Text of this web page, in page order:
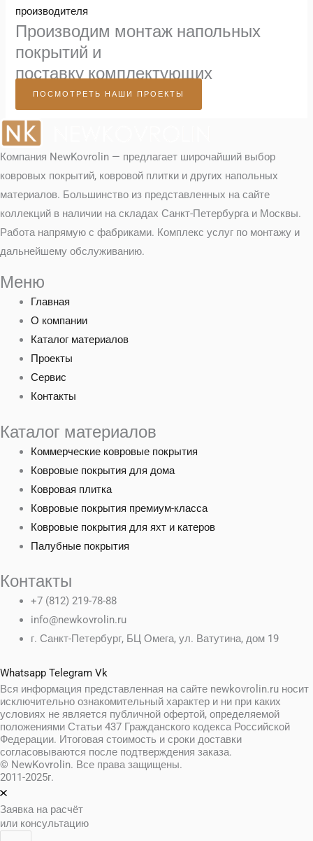
производителя
Производим монтаж напольных
покрытий и
поставку комплектующих
ПОСМОТРЕТЬ НАШИ ПРОЕКТЫ
Компания NewKovrolin — предлагает широчайший выбор
ковровых покрытий, ковровой плитки и других напольных
материалов. Большинство из представленных на сайте
коллекций в наличии на складах Санкт-Петербурга и Москвы.
Работа напрямую с фабриками. Комплекс услуг по монтажу и
дальнейшему обслуживанию.
Меню
Главная
О компании
Каталог материалов
Проекты
Сервис
Контакты
Каталог материалов
Коммерческие ковровые покрытия
Ковровые покрытия для дома
Ковровая плитка
Ковровые покрытия премиум-класса
Ковровые покрытия для яхт и катеров
Палубные покрытия
Контакты
+7 (812) 219-78-88
info@newkovrolin.ru
г. Санкт-Петербург, БЦ Омега, ул. Ватутина, дом 19
Whatsapp Telegram Vk
Вся информация представленная на сайте newkovrolin.ru носит
исключительно ознакомительный характер и ни при каких
условиях не является публичной офертой, определяемой
положениями Статьи 437 Гражданского кодекса Российской
Федерации. Итоговая стоимость и сроки доставки
согласовываются после подтверждения заказа.
© NewKovrolin. Все права защищены.
2011-2025г.
Заявка на расчёт
или консультацию